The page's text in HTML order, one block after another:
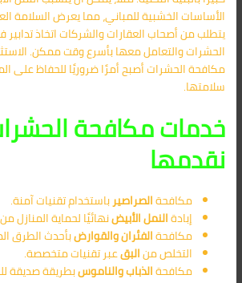
الأساسات الخشبية للمباني، مما يعرض السلامة
يتطلب من أصحاب العقارات والشركات اتخاذ تدابير
الحشرات والتعامل معها بأسرع وقت ممكن.
مكافحة الحشرات أصبح أمرًا ضروريًا للحفاظ على
سلامتها.
خدمات مكافحة
نقدمها
مكافحةالصراصيرباستخدام تقنيات آمنة.
إبادةالنمل الأبيضنهائيًا لحماية المنازل
مكافحةالفئران والقوارضبأحدث الطرق
التخلص منالبقعبر تقنيات متخصصة.
مكافحةالذباب والناموسبطريقة صديقة